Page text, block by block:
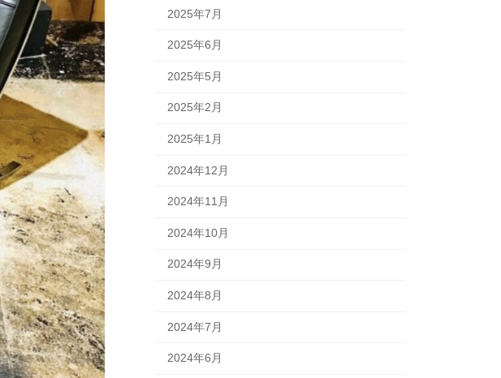
2025年7月
2025年6月
2025年5月
2025年2月
2025年1月
2024年12月
2024年11月
2024年10月
2024年9月
2024年8月
2024年7月
2024年6月